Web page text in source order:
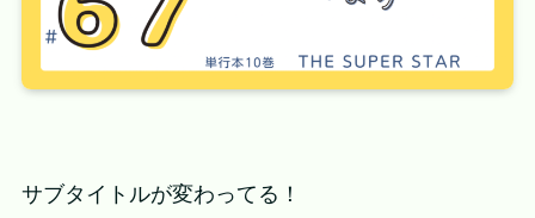
サブタイトルが変わってる！